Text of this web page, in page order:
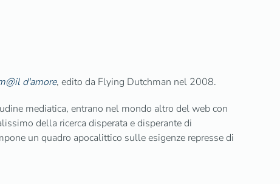
d'amore, edito da Flying Dutchman nel 2008.
mediatica, entrano nel mondo altro del web con
della ricerca disperata e disperante di
un quadro apocalittico sulle esigenze represse di